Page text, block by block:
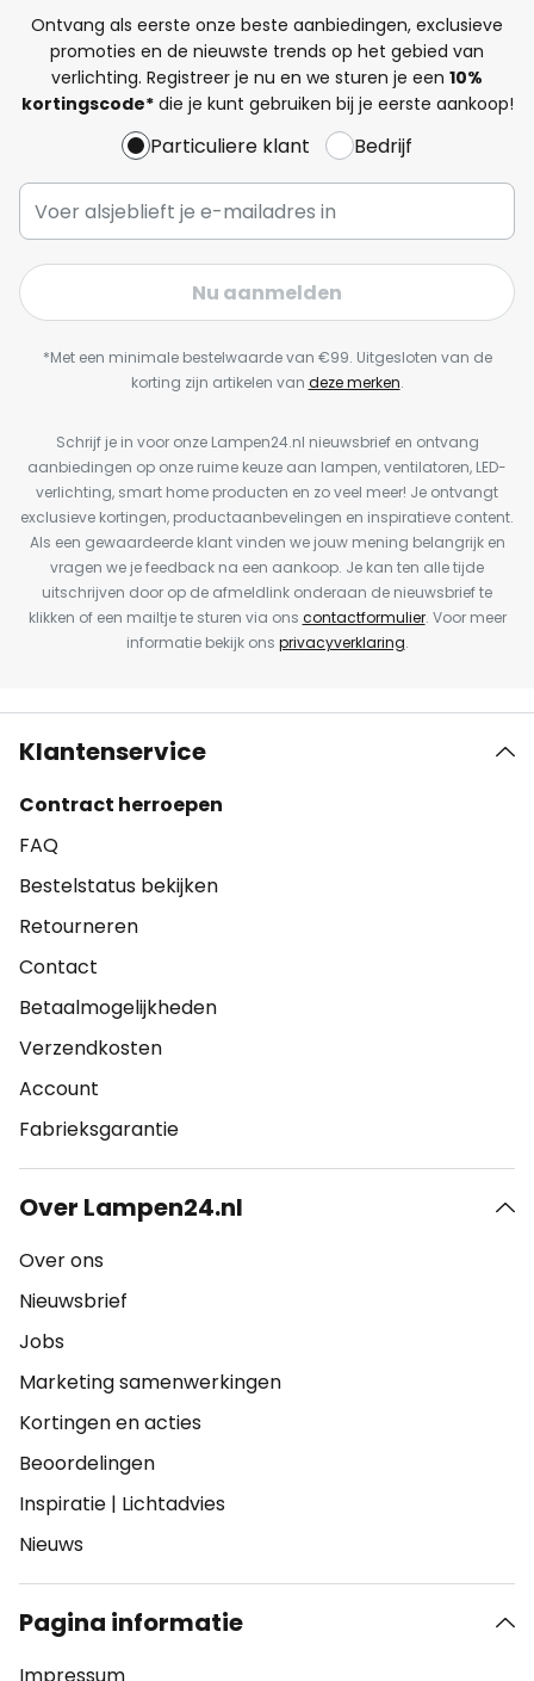
Ontvang als eerste onze beste aanbiedingen, exclusieve
promoties en de nieuwste trends op het gebied van
verlichting. Registreer je nu en we sturen je een 10%
kortingscode*die je kunt gebruiken bij je eerste aankoop!
Particuliere klant Bedrijf
Nu aanmelden
*Met een minimale bestelwaarde van €99. Uitgesloten van de
korting zijn artikelen van deze merken.
Schrijf je in voor onze Lampen24.nl nieuwsbrief en ontvang
aanbiedingen op onze ruime keuze aan lampen, ventilatoren, LED-
verlichting, smart home producten en zo veel meer! Je ontvangt
exclusieve kortingen, productaanbevelingen en inspiratieve content.
Als een gewaardeerde klant vinden we jouw mening belangrijk en
vragen we je feedback na een aankoop. Je kan ten alle tijde
uitschrijven door op de afmeldlink onderaan de nieuwsbrief te
klikken of een mailtje te sturen via ons contactformulier. Voor meer
informatie bekijk ons privacyverklaring.
Klantenservice
Contract herroepen
FAQ
Bestelstatus bekijken
Retourneren
Contact
Betaalmogelijkheden
Verzendkosten
Account
Fabrieksgarantie
Over Lampen24.nl
Over ons
Nieuwsbrief
Jobs
Marketing samenwerkingen
Kortingen en acties
Beoordelingen
Inspiratie | Lichtadvies
Nieuws
Pagina informatie